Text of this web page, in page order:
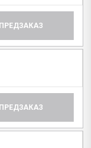
ПРЕДЗАКАЗ
ПРЕДЗАКАЗ